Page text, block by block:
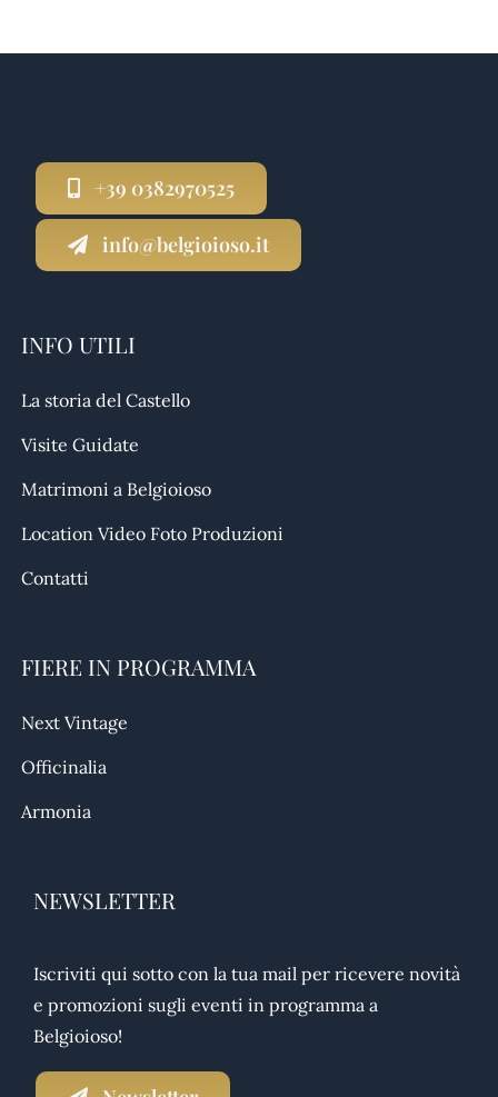
+39 0382970525
info@belgioioso.it
INFO UTILI
La storia del Castello
Visite Guidate
Matrimoni a Belgioioso
Location Video Foto Produzioni
Contatti
FIERE IN PROGRAMMA
Next Vintage
Officinalia
Armonia
NEWSLETTER
Iscriviti qui sotto con la tua mail per ricevere novità
e promozioni sugli eventi in programma a
Belgioioso!